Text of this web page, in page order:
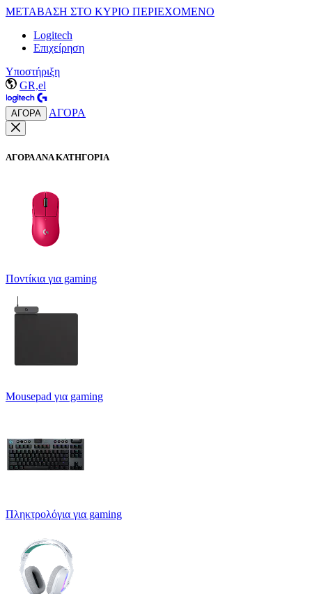
ΜΕΤΑΒΑΣΗ ΣΤΟ ΚΥΡΙΟ ΠΕΡΙΕΧΟΜΕΝΟ
Logitech
Επιχείρηση
Υποστήριξη
GR,el
ΑΓΟΡΑ ΑΓΟΡΑ
ΑΓΟΡΑ ΑΝΑ ΚΑΤΗΓΟΡΙΑ
Ποντίκια για gaming
Mousepad για gaming
Πληκτρολόγια για gaming